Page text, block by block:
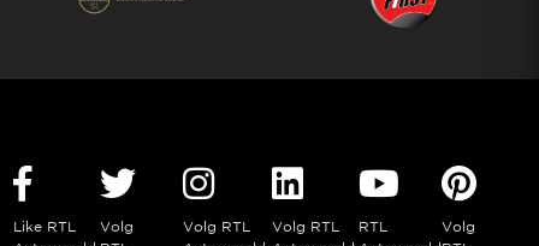
Like RTL
Volg
Volg RTL
Volg RTL
RTL
Volg